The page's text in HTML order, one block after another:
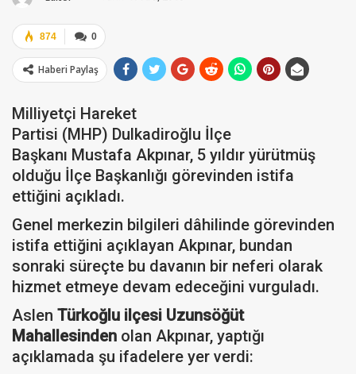
0
874
Haberi Paylaş
Milliyetçi Hareket
Partisi (MHP) Dulkadiroğlu İlçe
Başkanı Mustafa Akpınar, 5 yıldır yürütmüş
olduğu İlçe Başkanlığı görevinden istifa
ettiğini açıkladı.
Genel merkezin bilgileri dâhilinde görevinden
istifa ettiğini açıklayan Akpınar, bundan
sonraki süreçte bu davanın bir neferi olarak
hizmet etmeye devam edeceğini vurguladı.
Aslen Türkoğlu ilçesi Uzunsöğüt
Mahallesinden olan Akpınar, yaptığı
açıklamada şu ifadelere yer verdi: